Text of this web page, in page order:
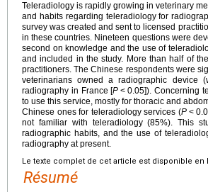
Teleradiology is rapidly growing in veterinary
and habits regarding teleradiology for
survey was created and sent to licensed
in these countries. Nineteen questions were
second on knowledge and the use of
and included in the study. More than half of
practitioners. The Chinese respondents were
veterinarians owned a radiographic device
radiography in France [P < 0.05]). Concerning
to use this service, mostly for thoracic and
Chinese ones for teleradiology services (P <
not familiar with teleradiology (85%). This
radiographic habits, and the use of
radiography at present.
Le texte complet de cet article est disponible en
Résumé